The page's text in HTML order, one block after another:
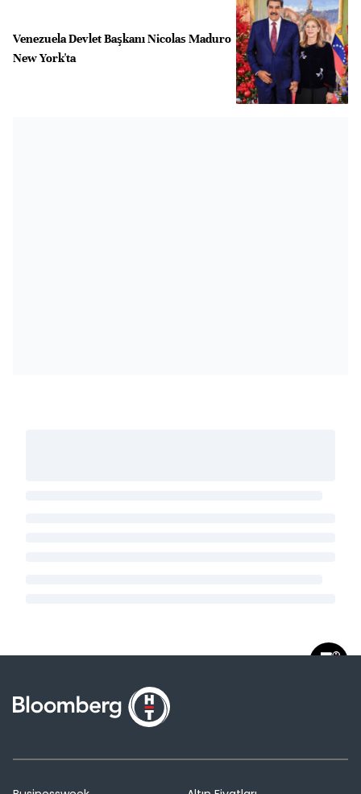
Venezuela Devlet Başkanı Nicolas Maduro
New York'ta